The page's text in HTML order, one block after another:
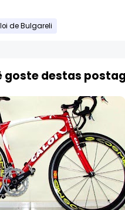
de Bulgareli
goste destas